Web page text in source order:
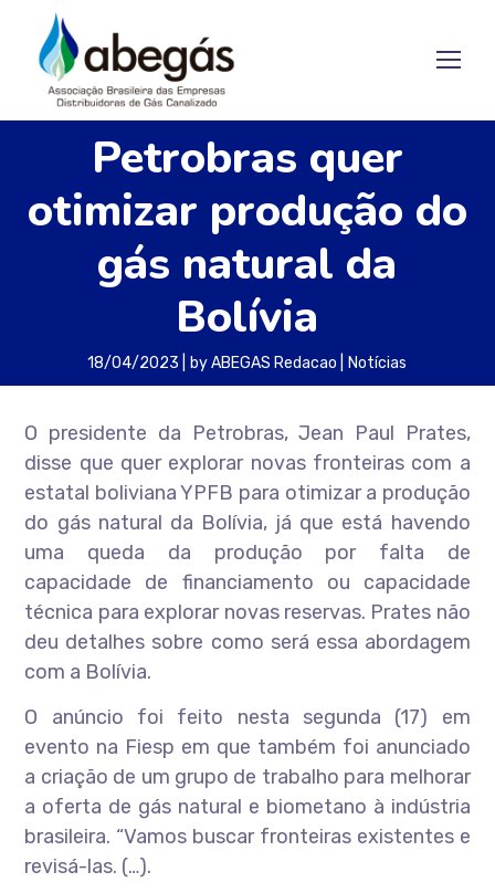
Petrobras quer
otimizar produção do
gás natural da
Bolívia
18/04/2023 byABEGAS Redacao Notícias
O presidente da Petrobras, Jean Paul Prates,
disse que quer explorar novas fronteiras com a
estatal boliviana YPFB para otimizar a produção
do gás natural da Bolívia, já que está havendo
uma queda da produção por falta de
capacidade de financiamento ou capacidade
técnica para explorar novas reservas. Prates não
deu detalhes sobre como será essa abordagem
com a Bolívia.
O anúncio foi feito nesta segunda (17) em
evento na Fiesp em que também foi anunciado
a criação de um grupo de trabalho para melhorar
a oferta de gás natural e biometano à indústria
brasileira. “Vamos buscar fronteiras existentes e
revisá-las. (…).